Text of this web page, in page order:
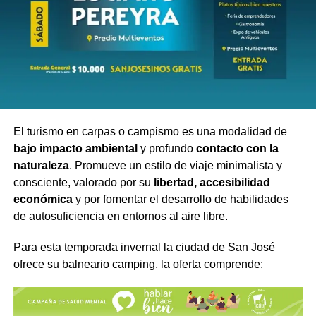
con fuerza al sector: el incremento permanente de los
costos de funcionamiento. El aumento de tarifas de
El turismo en carpas o campismo es una modalidad de
bajo impacto ambiental y profundo contacto con la
naturaleza. Promueve un estilo de viaje minimalista y
consciente, valorado por su libertad, accesibilidad
económicay por fomentar el desarrollo de habilidades
de autosuficiencia en entornos al aire libre.
Para esta temporada invernal la ciudad de San José
ofrece su balneario camping, la oferta comprende: